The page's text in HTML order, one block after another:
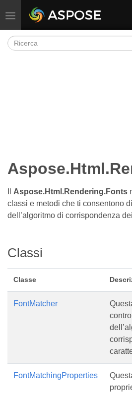
Attiva/disattiva la navigazione
Aspose.Html.Rendering.Fonts
classi e metodi che ti consentono
dell’algoritmo di corrispondenza
Classi
Classe
FontMatcher
FontMatchingProperties